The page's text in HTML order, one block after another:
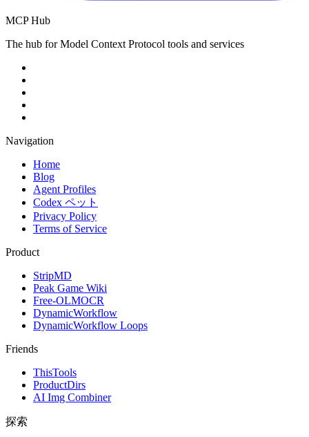
MCP Hub
The hub for Model Context Protocol tools and services
Navigation
Home
Blog
Agent Profiles
Codex ペット
Privacy Policy
Terms of Service
Product
StripMD
Peak Game Wiki
Free-OLMOCR
DynamicWorkflow
DynamicWorkflow Loops
Friends
ThisTools
ProductDirs
AI Img Combiner
探索